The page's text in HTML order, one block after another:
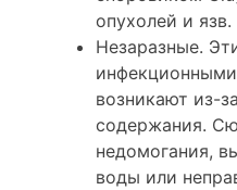
опухолей и язв.
Незаразные.
возникают из-
содержания.
недомогания,
воды или